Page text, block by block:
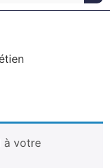
à votre